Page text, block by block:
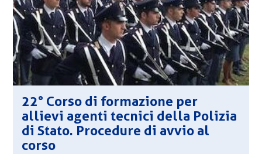
22° Corso di formazione per
allievi agenti tecnici della Polizia
di Stato. Procedure di avvio al
corso